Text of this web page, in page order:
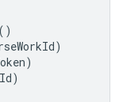
()
)
)
)